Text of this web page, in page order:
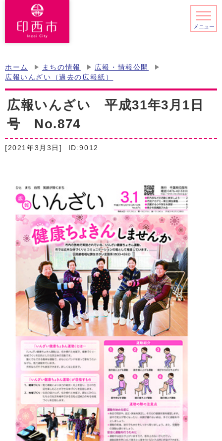
メニュー
ホーム まちの情報
広報・情報公開
広報いんざい（過去の広報紙）
広報いんざい 平成31年3月1日
号 No.874
[2021年3月3日] ID:9012